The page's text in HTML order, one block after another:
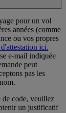
pour un vol
années (comme
ou vos propres
ici.
e-mail indiquée
peut
pas les
de code, veuillez
un justificatif